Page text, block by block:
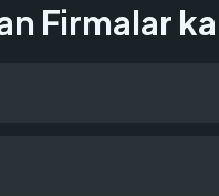
Firmalar